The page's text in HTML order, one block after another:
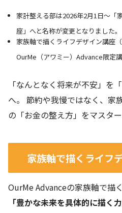
家計整える部は2026年2月1日〜「
座」へと名称が変更となりました。
家族軸で描くライフデザイン講座
OurMe（アワミー）Advance限定講
「なんとなく将来が不安」を
へ。 節約や我慢ではなく、家
の「お金の整え方」をマスター
家族軸で描くライフ
OurMe Advanceの家族軸で描
「豊かな未来を具体的に描く力